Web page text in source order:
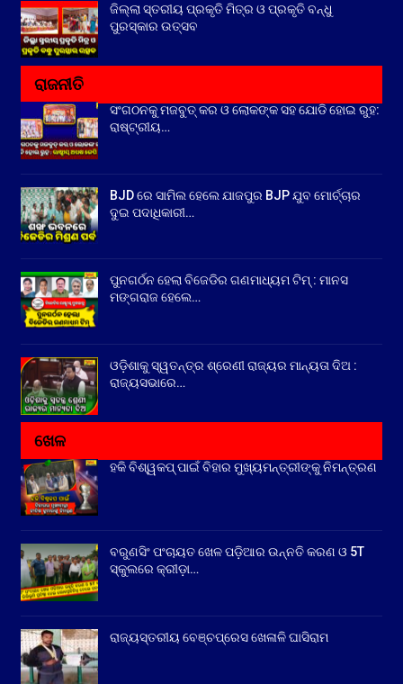
ଜିଲ୍ଲା ସ୍ତରୀୟ ପ୍ରକୃତି ମିତ୍ର ଓ ପ୍ରକୃତି ବନ୍ଧୁ
ପୁରସ୍କାର ଉତ୍ସବ
ରାଜନୀତି
ସଂଗଠନକୁ ମଜବୁତ୍ କର ଓ ଲୋକଙ୍କ ସହ ଯୋଡି ହୋଇ ରୁହ:
ରାଷ୍ଟ୍ରୀୟ…
BJD ରେ ସାମିଲ ହେଲେ ଯାଜପୁର BJP ଯୁବ ମୋର୍ଚ୍ଚାର
ଦୁଇ ପଦାଧିକାରୀ…
ପୁନଗର୍ଠନ ହେଲା ବିଜେଡିର ଗଣମାଧ୍ୟମ ଟିମ୍ : ମାନସ
ମଙ୍ଗରାଜ ହେଲେ…
ଓଡ଼ିଶାକୁ ସ୍ୱତନ୍ତ୍ର ଶ୍ରେଣୀ ରାଜ୍ୟର ମାନ୍ୟତା ଦିଅ :
ରାଜ୍ୟସଭାରେ…
ଖେଳ
ହକି ବିଶ୍ୱକପ୍ ପାଇଁ ବିହାର ମୁଖ୍ୟମନ୍ତ୍ରୀଙ୍କୁ ନିମନ୍ତ୍ରଣ
ବରୁଣସିଂ ପଂଚାୟତ ଖେଳ ପଡ଼ିଆର ଉନ୍ନତି କରଣ ଓ 5T
ସ୍କୁଲରେ କ୍ରୀଡ଼ା…
ରାଜ୍ୟସ୍ତରୀୟ ବେଞ୍ଚପ୍ରେସ ଖେଳାଳି ଘାସିରାମ